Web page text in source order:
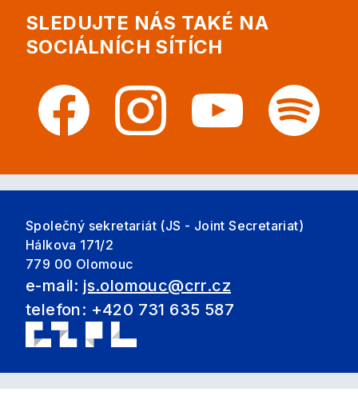
SLEDUJTE NÁS TAKÉ NA
SOCIÁLNÍCH SÍTÍCH
Společný sekretariát (JS - Joint Secretariat)
Hálkova 171/2
779 00 Olomouc
e-mail: js.olomouc@crr.cz
telefon: +420 731 635 587